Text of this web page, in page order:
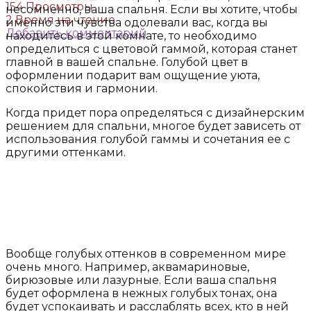
154 Просмотры
2 Время на чтение
Добавить комментарий
несомненно, ваша спальня. Если вы хотите, чтобы
именно эти чувства одолевали вас, когда вы
находитесь в этой комнате, то необходимо
определиться с цветовой гаммой, которая станет
главной в вашей спальне. Голубой цвет в
оформлении подарит вам ощущение уюта,
спокойствия и гармонии.
Когда придет пора определяться с дизайнерским
решением для спальни, многое будет зависеть от
использования голубой гаммы и сочетания ее с
другими оттенками.
Вообще голубых оттенков в современном мире
очень много. Например, аквамариновые,
бирюзовые или лазурные. Если ваша спальня
будет оформлена в нежных голубых тонах, она
будет успокаивать и расслаблять всех, кто в ней